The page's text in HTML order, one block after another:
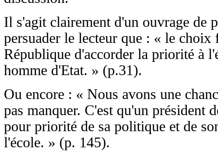
Il s'agit clairement d'un ouvrage de
persuader le lecteur que : « le
République d'accorder la priorité à
homme d'Etat. » (p.31).
Ou encore : « Nous avons une
pas manquer. C'est qu'un président
pour priorité de sa politique et de
l'école. » (p. 145).